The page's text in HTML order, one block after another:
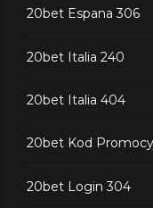
20bet Espana 306
20bet Italia 240
20bet Italia 404
20bet Kod
20bet Login 304